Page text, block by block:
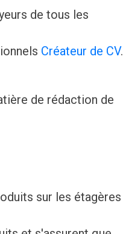
de tous les
Créateur de CV.
de rédaction de
sur les étagères